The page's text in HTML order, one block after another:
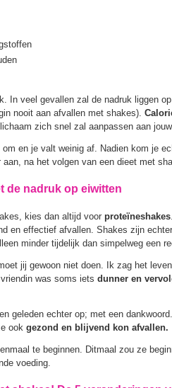
In veel gevallen zal de nadruk liggen
nooit aan afvallen met shakes).
zich snel zal aanpassen aan
om en je valt weinig af. Nadien kom je
na het volgen van een dieet met
de nadruk op eiwitten
kies dan altijd voor proteïneshakes
en effectief afvallen. Shakes zijn
minder tijdelijk dan simpelweg een
jij gewoon niet doen. Ik zag het
was soms iets dunner en
geleden echter op; met een
ook gezond en blijvend kon afvallen.
te beginnen. Ditmaal zou ze
voeding.